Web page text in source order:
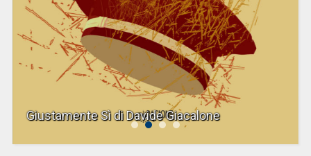
Giustamente Sì di Davide Giacalone